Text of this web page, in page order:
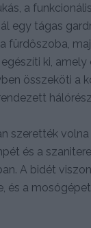
a
egy tágas
fürdőszoba,
ki,
összeköti a
szerették
és a
A bidét
és a